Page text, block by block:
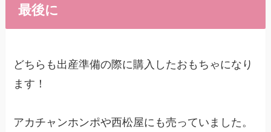
最後に
どちらも出産準備の際に購入したおもちゃになり
ます！
アカチャンホンポや西松屋にも売っていました。